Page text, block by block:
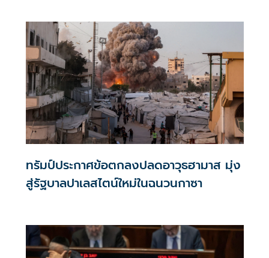
ทรัมป์ประกาศข้อตกลงปลดอาวุธฮามาส มุ่ง
สู่รัฐบาลปาเลสไตน์ใหม่ในฉนวนกาซา